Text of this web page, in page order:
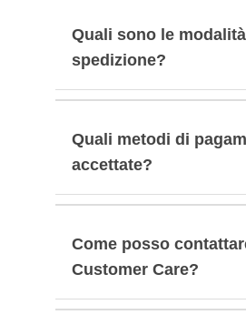
Quali sono le
spedizione?
Quali metodi di
accettate?
Come posso
Customer Care?